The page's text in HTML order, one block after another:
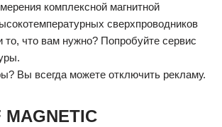
комплексной магнитной
сверхпроводников
что вам нужно? Попробуйте сервис
Вы всегда можете отключить рекламу.
MAGNETIC